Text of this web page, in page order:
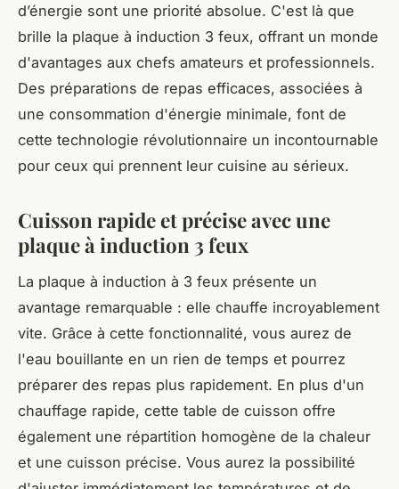
d’énergie sont une priorité absolue. C'est là que
brille la plaque à induction 3 feux, offrant un monde
d'avantages aux chefs amateurs et professionnels.
Des préparations de repas efficaces, associées à
une consommation d'énergie minimale, font de
cette technologie révolutionnaire un incontournable
pour ceux qui prennent leur cuisine au sérieux.
Cuisson rapide et précise avec une
plaque à induction 3 feux
La plaque à induction à 3 feux présente un
avantage remarquable : elle chauffe incroyablement
vite. Grâce à cette fonctionnalité, vous aurez de
l'eau bouillante en un rien de temps et pourrez
préparer des repas plus rapidement. En plus d'un
chauffage rapide, cette table de cuisson offre
également une répartition homogène de la chaleur
et une cuisson précise. Vous aurez la possibilité